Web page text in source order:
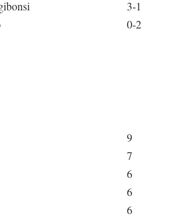
Poggibonsi
3-1
0-2
9
7
6
6
6